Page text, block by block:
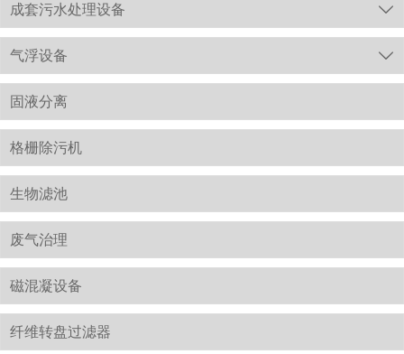
成套污水处理设备 
气浮设备 
固液分离
格栅除污机
生物滤池
废气治理
磁混凝设备
纤维转盘过滤器